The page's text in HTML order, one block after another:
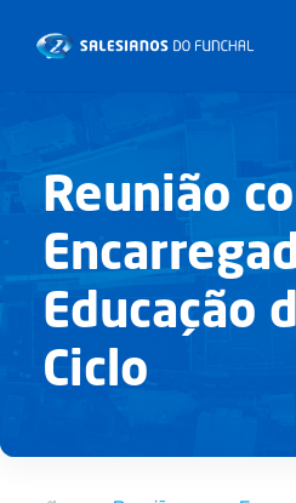
Reunião
Educação
Ciclo